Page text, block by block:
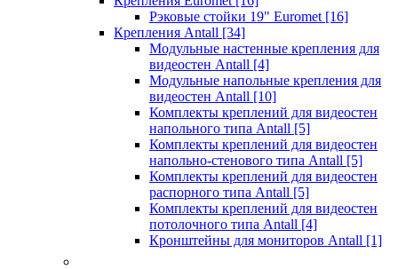
Рэковые стойки 19" Euromet [16]
Крепления Antall [34]
Модульные настенные крепления для
видеостен Antall [4]
Модульные напольные крепления для
видеостен Antall [10]
Комплекты креплений для видеостен
напольного типа Antall [5]
Комплекты креплений для видеостен
напольно-стенового типа Antall [5]
Комплекты креплений для видеостен
распорного типа Antall [5]
Комплекты креплений для видеостен
потолочного типа Antall [4]
Кронштейны для мониторов Antall [1]